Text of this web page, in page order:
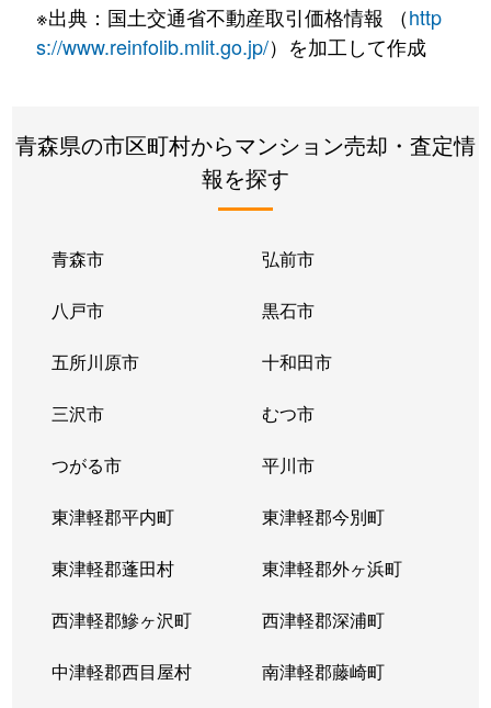
※出典：国土交通省不動産取引価格情報 （http
s://www.reinfolib.mlit.go.jp/）を加工して作成
青森県の市区町村からマンション売却・査定情
報を探す
青森市 弘前市
八戸市 黒石市
五所川原市 十和田市
三沢市 むつ市
つがる市 平川市
東津軽郡平内町 東津軽郡今別町
東津軽郡蓬田村 東津軽郡外ヶ浜町
西津軽郡鰺ヶ沢町 西津軽郡深浦町
中津軽郡西目屋村 南津軽郡藤崎町